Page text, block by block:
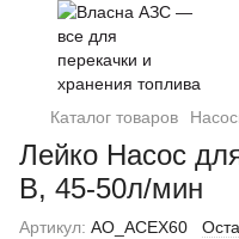
Каталог товаров
Лейко Насос
В, 45-50л/мин
Артикул: AO_ACEX60